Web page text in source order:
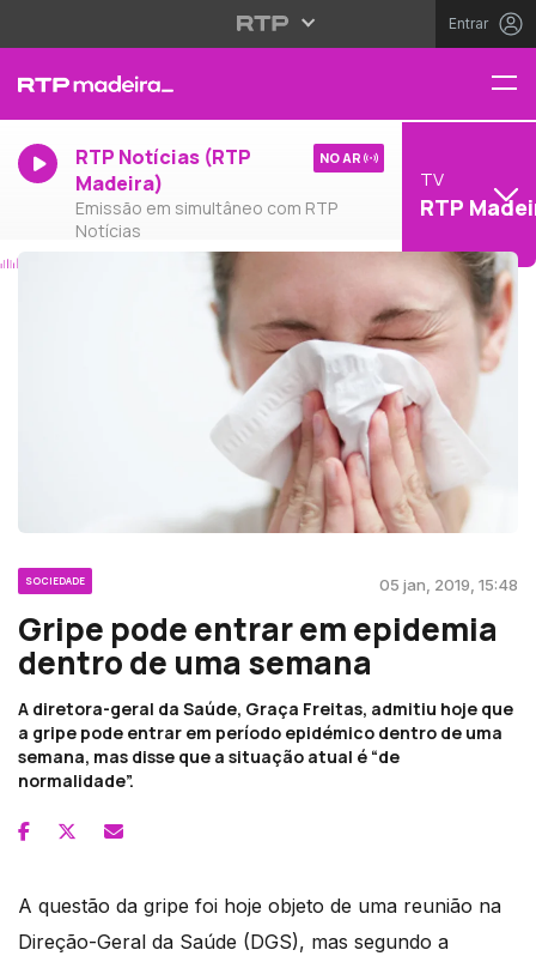
Entrar
RTP Notícias (RTP
Madeira)
Emissão em simultâneo com RTP
Notícias
NO AR
TV
RTP
SOCIEDADE 05 jan, 2019, 15:48
Gripe pode entrar em epidemia
dentro de uma semana
A diretora-geral da Saúde, Graça Freitas, admitiu hoje que
a gripe pode entrar em período epidémico dentro de uma
semana, mas disse que a situação atual é “de
normalidade”.
A questão da gripe foi hoje objeto de uma reunião na
Direção-Geral da Saúde (DGS), mas segundo a